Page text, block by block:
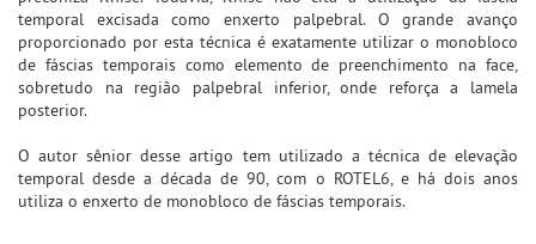
temporal excisada como enxerto palpebral. O grande avanço
proporcionado por esta técnica é exatamente utilizar o monobloco
de fáscias temporais como elemento de preenchimento na face,
sobretudo na região palpebral inferior, onde reforça a lamela
posterior.
O autor sênior desse artigo tem utilizado a técnica de elevação
temporal desde a década de 90, com o ROTEL6, e há dois anos
utiliza o enxerto de monobloco de fáscias temporais.